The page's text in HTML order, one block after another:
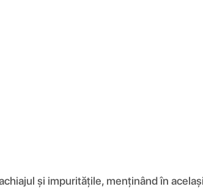
și impuritățile, menținând în